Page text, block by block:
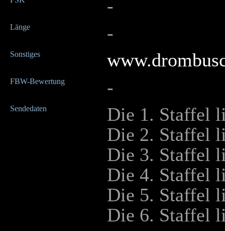
-
Länge -
Sonstiges
FBW-Bewertung -
Sendedaten
Die 1. Staffel
Die 2. Staffel
Die 3. Staffel
Die 4. Staffel
Die 5. Staffel
Die 6. Staffel